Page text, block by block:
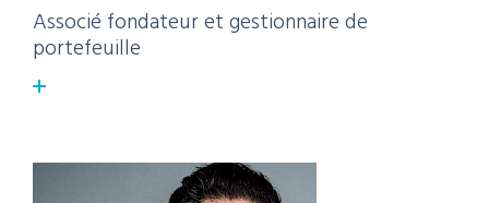
Associé fondateur et gestionnaire de
portefeuille